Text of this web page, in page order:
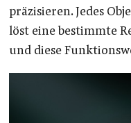
präzisieren. Jedes
löst eine bestimmte
und diese